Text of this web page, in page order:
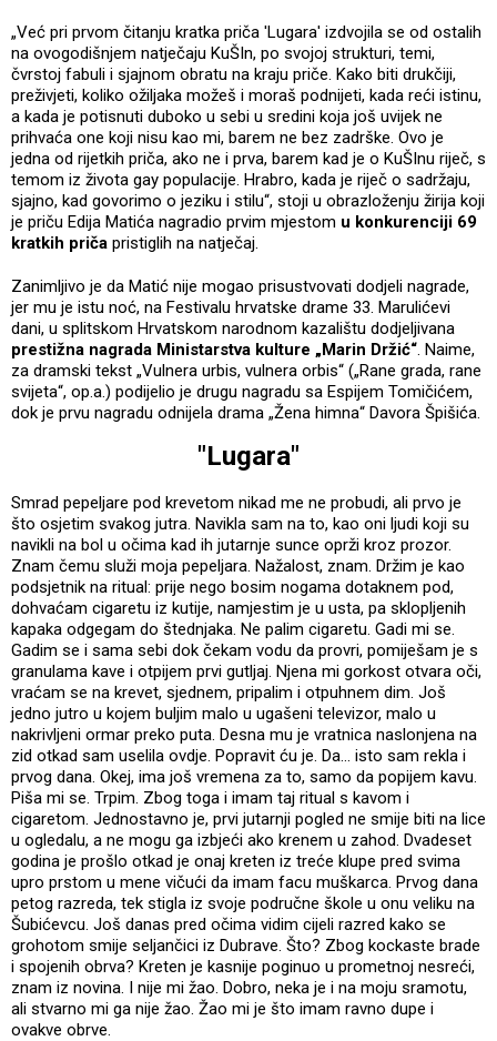
„Već pri prvom čitanju kratka priča 'Lugara' izdvojila se od ostalih
na ovogodišnjem natječaju KuŠIn, po svojoj strukturi, temi,
čvrstoj fabuli i sjajnom obratu na kraju priče. Kako biti drukčiji,
preživjeti, koliko ožiljaka možeš i moraš podnijeti, kada reći istinu,
a kada je potisnuti duboko u sebi u sredini koja još uvijek ne
prihvaća one koji nisu kao mi, barem ne bez zadrške. Ovo je
jedna od rijetkih priča, ako ne i prva, barem kad je o KuŠInu riječ, s
temom iz života gay populacije. Hrabro, kada je riječ o sadržaju,
sjajno, kad govorimo o jeziku i stilu“, stoji u obrazloženju žirija koji
je priču Edija Matića nagradio prvim mjestom u konkurenciji 69
kratkih priča pristiglih na natječaj.
Zanimljivo je da Matić nije mogao prisustvovati dodjeli nagrade,
jer mu je istu noć, na Festivalu hrvatske drame 33. Marulićevi
dani, u splitskom Hrvatskom narodnom kazalištu dodjeljivana
prestižna nagrada Ministarstva kulture „Marin Držić“. Naime,
za dramski tekst „Vulnera urbis, vulnera orbis“ („Rane grada, rane
svijeta“, op.a.) podijelio je drugu nagradu sa Espijem Tomičićem,
dok je prvu nagradu odnijela drama „Žena himna“ Davora Špišića.
"Lugara"
Smrad pepeljare pod krevetom nikad me ne probudi, ali prvo je
što osjetim svakog jutra. Navikla sam na to, kao oni ljudi koji su
navikli na bol u očima kad ih jutarnje sunce oprži kroz prozor.
Znam čemu služi moja pepeljara. Nažalost, znam. Držim je kao
podsjetnik na ritual: prije nego bosim nogama dotaknem pod,
dohvaćam cigaretu iz kutije, namjestim je u usta, pa sklopljenih
kapaka odgegam do štednjaka. Ne palim cigaretu. Gadi mi se.
Gadim se i sama sebi dok čekam vodu da provri, pomiješam je s
granulama kave i otpijem prvi gutljaj. Njena mi gorkost otvara oči,
vraćam se na krevet, sjednem, pripalim i otpuhnem dim. Još
jedno jutro u kojem buljim malo u ugašeni televizor, malo u
nakrivljeni ormar preko puta. Desna mu je vratnica naslonjena na
zid otkad sam uselila ovdje. Popravit ću je. Da… isto sam rekla i
prvog dana. Okej, ima još vremena za to, samo da popijem kavu.
Piša mi se. Trpim. Zbog toga i imam taj ritual s kavom i
cigaretom. Jednostavno je, prvi jutarnji pogled ne smije biti na lice
u ogledalu, a ne mogu ga izbjeći ako krenem u zahod. Dvadeset
godina je prošlo otkad je onaj kreten iz treće klupe pred svima
upro prstom u mene vičući da imam facu muškarca. Prvog dana
petog razreda, tek stigla iz svoje područne škole u onu veliku na
Šubićevcu. Još danas pred očima vidim cijeli razred kako se
grohotom smije seljančici iz Dubrave. Što? Zbog kockaste brade
i spojenih obrva? Kreten je kasnije poginuo u prometnoj nesreći,
znam iz novina. I nije mi žao. Dobro, neka je i na moju sramotu,
ali stvarno mi ga nije žao. Žao mi je što imam ravno dupe i
ovakve obrve.